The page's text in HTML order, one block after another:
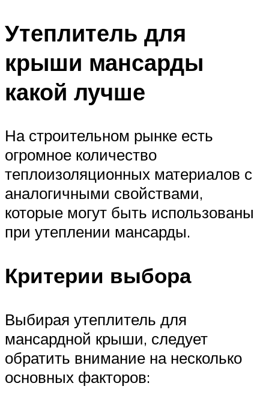
Утеплитель для
крыши мансарды
какой лучше
На строительном рынке есть
огромное количество
теплоизоляционных материалов с
аналогичными свойствами,
которые могут быть использованы
при утеплении мансарды.
Критерии выбора
Выбирая утеплитель для
мансардной крыши, следует
обратить внимание на несколько
основных факторов: